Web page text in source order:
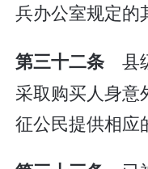
兵办公室规定的
第三十二条 县
采取购买人身意
征公民提供相应